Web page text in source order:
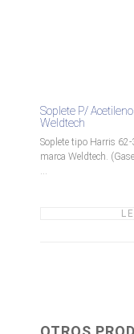
Soplete P/
Weldtech
Soplete tipo Harris
marca Weldtech.
...